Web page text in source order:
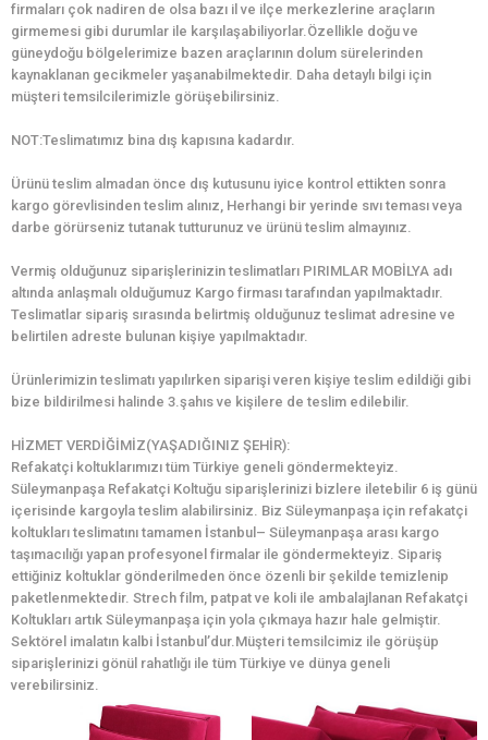
firmaları çok nadiren de olsa bazı il ve ilçe merkezlerine araçların
girmemesi gibi durumlar ile karşılaşabiliyorlar.Özellikle doğu ve
güneydoğu bölgelerimize bazen araçlarının dolum sürelerinden
kaynaklanan gecikmeler yaşanabilmektedir. Daha detaylı bilgi için
müşteri temsilcilerimizle görüşebilirsiniz.
NOT:Teslimatımız bina dış kapısına kadardır.
Ürünü teslim almadan önce dış kutusunu iyice kontrol ettikten sonra
kargo görevlisinden teslim alınız, Herhangi bir yerinde sıvı teması veya
darbe görürseniz tutanak tutturunuz ve ürünü teslim almayınız.
Vermiş olduğunuz siparişlerinizin teslimatları PIRIMLAR MOBİLYA adı
altında anlaşmalı olduğumuz Kargo firması tarafından yapılmaktadır.
Teslimatlar sipariş sırasında belirtmiş olduğunuz teslimat adresine ve
belirtilen adreste bulunan kişiye yapılmaktadır.
Ürünlerimizin teslimatı yapılırken siparişi veren kişiye teslim edildiği gibi
bize bildirilmesi halinde 3.şahıs ve kişilere de teslim edilebilir.
HİZMET VERDİĞİMİZ(YAŞADIĞINIZ ŞEHİR):
Refakatçi koltuklarımızı tüm Türkiye geneli göndermekteyiz.
Süleymanpaşa Refakatçi Koltuğu siparişlerinizi bizlere iletebilir 6 iş günü
içerisinde kargoyla teslim alabilirsiniz. Biz Süleymanpaşa için refakatçi
koltukları teslimatını tamamen İstanbul– Süleymanpaşa arası kargo
taşımacılığı yapan profesyonel firmalar ile göndermekteyiz. Sipariş
ettiğiniz koltuklar gönderilmeden önce özenli bir şekilde temizlenip
paketlenmektedir. Strech film, patpat ve koli ile ambalajlanan Refakatçi
Koltukları artık Süleymanpaşa için yola çıkmaya hazır hale gelmiştir.
Sektörel imalatın kalbi İstanbul’dur.Müşteri temsilcimiz ile görüşüp
siparişlerinizi gönül rahatlığı ile tüm Türkiye ve dünya geneli
verebilirsiniz.